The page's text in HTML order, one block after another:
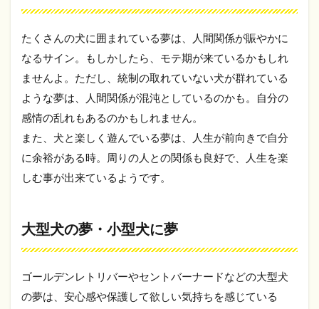
茶色
の夢
2
犬の
宝く
じ運
ップ
する
白い
って
本
当？
3
販売
たくさんの犬に囲まれている夢は、人間関係が賑やかに
なるサイン。もしかしたら、モテ期が来ているかもしれ
ませんよ。ただし、統制の取れていない犬が群れている
ような夢は、人間関係が混沌としているのかも。自分の
感情の乱れもあるのかもしれません。
また、犬と楽しく遊んでいる夢は、人生が前向きで自分
に余裕がある時。周りの人との関係も良好で、人生を楽
しむ事が出来ているようです。
大型犬の夢・小型犬に夢
ゴールデンレトリバーやセントバーナードなどの大型犬
の夢は、安心感や保護して欲しい気持ちを感じている